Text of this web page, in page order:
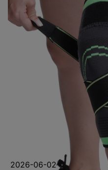
2026-06-02